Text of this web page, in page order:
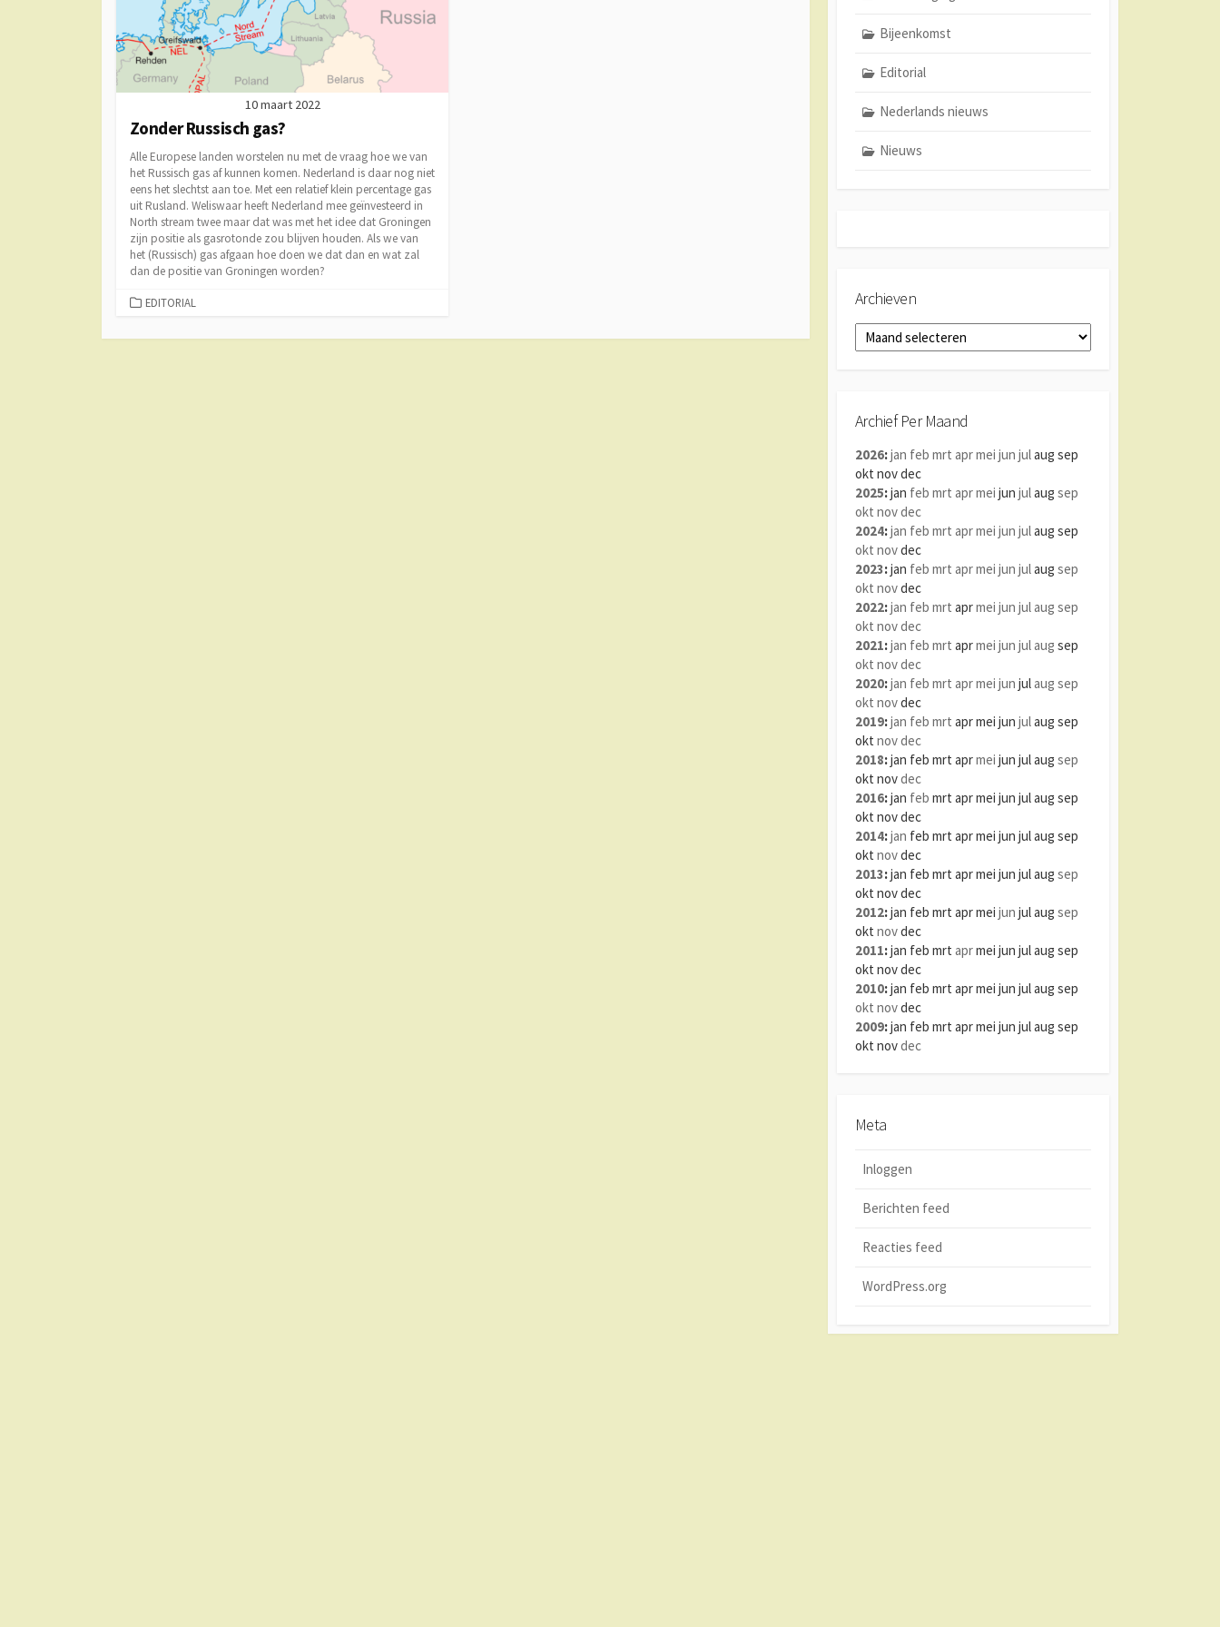
10 maart 2022
Zonder Russisch gas?
Alle Europese landen worstelen nu met de vraag hoe we van
het Russisch gas af kunnen komen. Nederland is daar nog niet
eens het slechtst aan toe. Met een relatief klein percentage gas
uit Rusland. Weliswaar heeft Nederland mee geïnvesteerd in
North stream twee maar dat was met het idee dat Groningen
zijn positie als gasrotonde zou blijven houden. Als we van
het (Russisch) gas afgaan hoe doen we dat dan en wat zal
dan de positie van Groningen worden?
CATEGORIEËN
EDITORIAL
Bijeenkomst
Editorial
Nederlands nieuws
Nieuws
Archieven
Archieven
Archief Per Maand
2026:jan feb mrt aprmei jun julaug sep
okt novdec
2025:jan feb mrt aprmei jun julaug sep
okt novdec
2024:jan feb mrt aprmei jun julaug sep
okt novdec
2023:jan feb mrt aprmei jun julaug sep
okt novdec
2022:jan feb mrt aprmei jun jul aug sep
okt novdec
2021:jan feb mrt aprmei jun jul aug sep
okt novdec
2020:jan feb mrt aprmei jun jul aug sep
okt novdec
2019:jan feb mrt aprmei jun julaug sep
okt novdec
2018:jan feb mrt aprmei jun julaug sep
okt novdec
2016:jan feb mrt aprmei jun julaug sep
okt novdec
2014:jan feb mrt aprmei jun julaug sep
okt novdec
2013:jan feb mrt aprmei jun julaug sep
okt novdec
2012:jan feb mrt aprmei jun julaug sep
okt novdec
2011:jan feb mrt aprmei jun julaug sep
okt novdec
2010:jan feb mrt aprmei jun julaug sep
okt novdec
2009:jan feb mrt aprmei jun julaug sep
okt novdec
Meta
Inloggen
Berichten feed
Reacties feed
WordPress.org